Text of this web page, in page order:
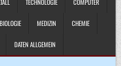
TECHNOLOGIE COMPUTER
BIOLOGIE MEDIZIN CHEMIE
DATEN ALLGEMEIN